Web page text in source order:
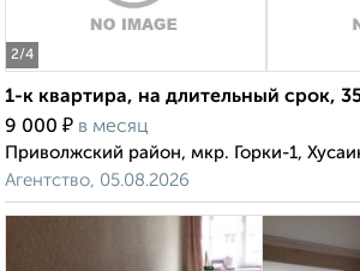
2/4
1-к квартира, на длительный срок,
9 000 ₽ в месяц
Приволжский район, мкр. Горки-1,
Агентство, 05.08.2026